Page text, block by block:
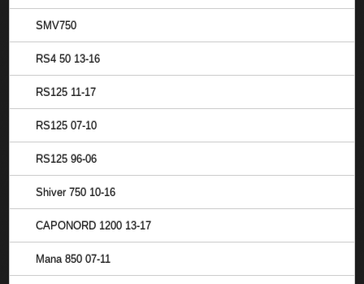
SMV750
RS4 50 13-16
RS125 11-17
RS125 07-10
RS125 96-06
Shiver 750 10-16
CAPONORD 1200 13-17
Mana 850 07-11